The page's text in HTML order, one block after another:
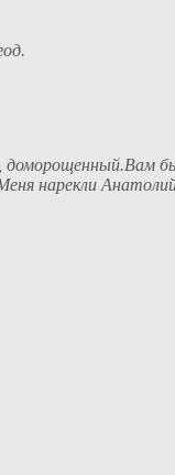
нарекли